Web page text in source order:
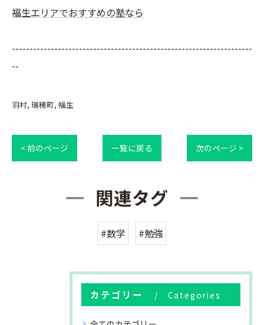
福生エリアでおすすめの塾なら
--------------------------------------------------------------------
--
羽村 瑞穂町 福生
< 前のページ 一覧に戻る 次のページ >
関連タグ
#数学 #勉強
カテゴリー Categories